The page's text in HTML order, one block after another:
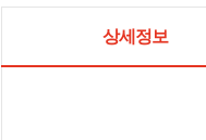
상세정보